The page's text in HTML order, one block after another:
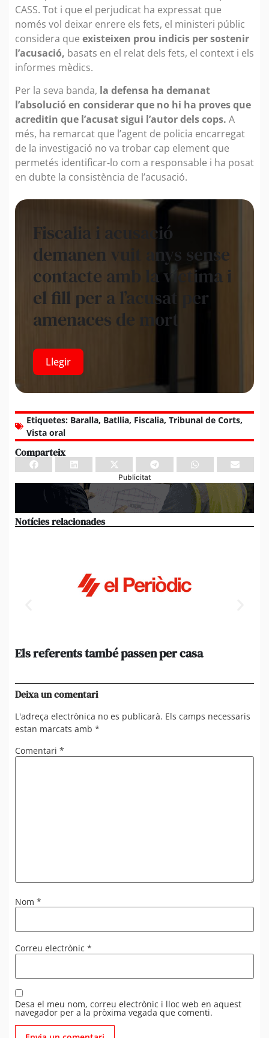
CASS. Tot i que el perjudicat ha expressat que
només vol deixar enrere els fets, el ministeri públic
considera que existeixen prou indicis per sostenir
l’acusació, basats en el relat dels fets, el context i els
informes mèdics.
Per la seva banda, la defensa ha demanat
l’absolució en considerar que no hi ha proves que
acreditin que l’acusat sigui l’autor dels cops. A
més, ha remarcat que l’agent de policia encarregat
de la investigació no va trobar cap element que
permetés identificar-lo com a responsable i ha posat
en dubte la consistència de l’acusació.
Fiscalia i acusació
demanen vuit anys sense
contacte amb la víctima i
el fill per a l’acusat per
amenaces de mort
Llegir
Etiquetes: Baralla, Batllia, Fiscalia, Tribunal de Corts,
Vista oral
Comparteix
Publicitat
Notícies relacionades
Els referents també passen per casa
Deixa un comentari
L'adreça electrònica no es publicarà. Els camps necessaris
estan marcats amb *
Comentari *
Nom *
Correu electrònic *
Desa el meu nom, correu electrònic i lloc web en aquest
navegador per a la pròxima vegada que comenti.